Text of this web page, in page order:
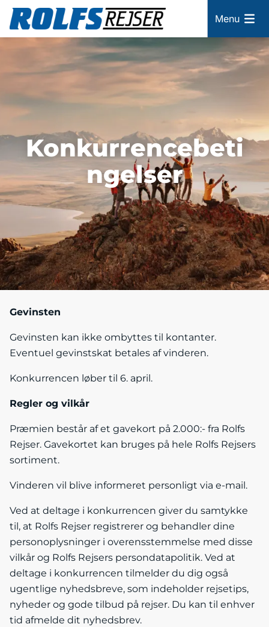
Menu
Konkurrencebeti
ngelser
Gevinsten
Gevinsten kan ikke ombyttes til kontanter.
Eventuel gevinstskat betales af vinderen.
Konkurrencen løber til 6. april.
Regler og vilkår
Præmien består af et gavekort på 2.000:- fra Rolfs
Rejser. Gavekortet kan bruges på hele Rolfs Rejsers
sortiment.
Vinderen vil blive informeret personligt via e-mail.
Ved at deltage i konkurrencen giver du samtykke
til, at Rolfs Rejser registrerer og behandler dine
personoplysninger i overensstemmelse med disse
vilkår og Rolfs Rejsers persondatapolitik. Ved at
deltage i konkurrencen tilmelder du dig også
ugentlige nyhedsbreve, som indeholder rejsetips,
nyheder og gode tilbud på rejser. Du kan til enhver
tid afmelde dit nyhedsbrev.